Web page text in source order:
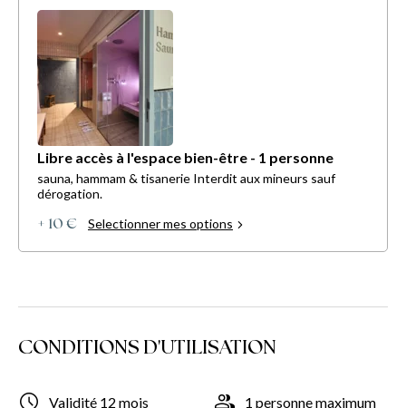
Libre accès à l'espace bien-être - 1 personne
sauna, hammam & tisanerie Interdit aux mineurs sauf
dérogation.
+ 10 € Selectionner mes options
CONDITIONS D'UTILISATION
Validité 12 mois 1 personne maximum